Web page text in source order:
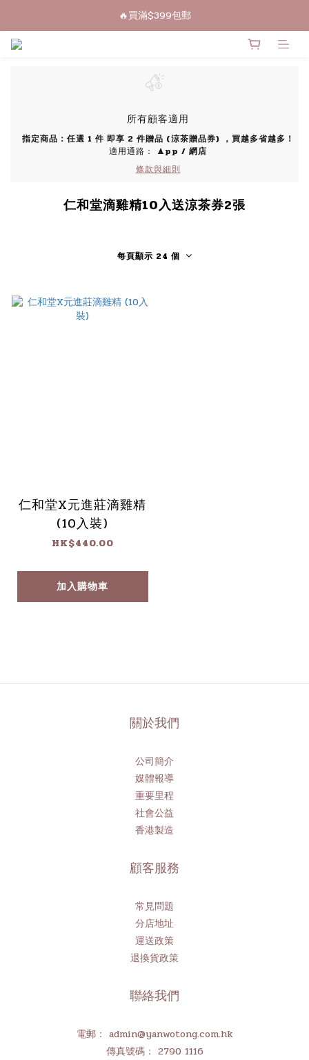
🔥買滿$399包郵
🔥買滿$399包郵
🔥買滿$399包郵
所有顧客適用
指定商品：任選 1 件 即享 2 件贈品 (涼茶贈品券) ，買越多省越多！
適用通路： App / 網店
條款與細則
仁和堂滴雞精10入送涼茶券2張
每頁顯示 24 個
仁和堂X元進莊滴雞精
(10入裝)
HK$440.00
加入購物車
關於我們
公司簡介
媒體報導
重要里程
社會公益
香港製造
顧客服務
常見問題
分店地址
運送政策
退換貨政策
聯絡我們
電郵： admin@yanwotong.com.hk
傳真號碼： 2790 1116